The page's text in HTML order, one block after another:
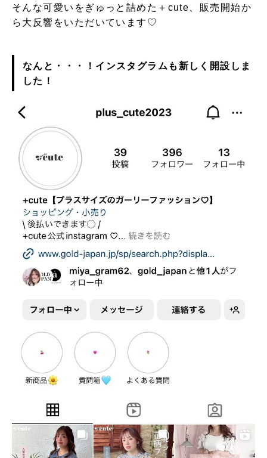
そんな可愛いをぎゅっと詰めた＋cute、販売開始か
ら大反響をいただいています♡
なんと・・・！インスタグラムも新しく開設しま
した！